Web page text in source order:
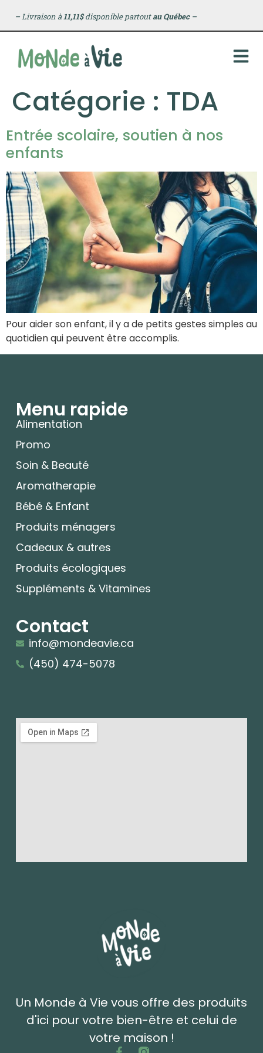
principal
–Livraison à11,11$disponible partoutau Québec –
Catégorie : TDA
Entrée scolaire, soutien à nos
enfants
Pour aider son enfant, il y a de petits gestes simples au
quotidien qui peuvent être accomplis.
Un Monde à Vie vous offre des produits
d'ici pour votre bien-être et celui de
votre maison !
Menu rapide
Alimentation
Promo
Soin & Beauté
Aromatherapie
Bébé & Enfant
Produits ménagers
Cadeaux & autres
Produits écologiques
Suppléments & Vitamines
Contact
info@mondeavie.ca
(450) 474-5078